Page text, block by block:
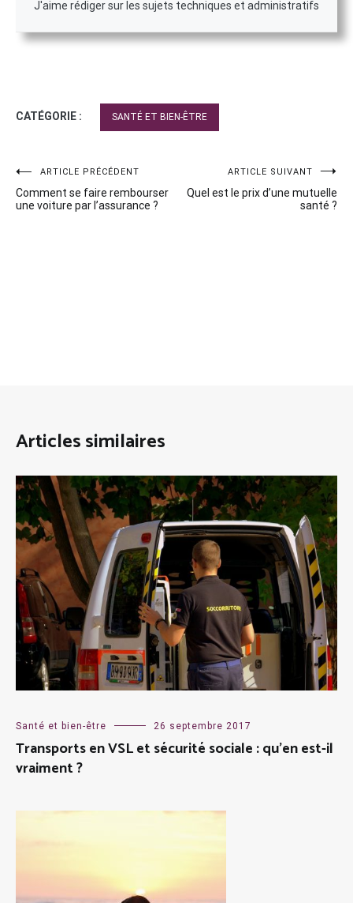
J'aime rédiger sur les sujets techniques et administratifs
CATÉGORIE : SANTÉ ET BIEN-ÊTRE
Navigation
de
ARTICLE PRÉCÉDENT
Comment se faire rembourser
une voiture par l’assurance ?
ARTICLE SUIVANT
Quel est le prix d’une mutuelle
santé ?
Articles similaires
Santé et bien-être 26 septembre 2017
Transports en VSL et sécurité sociale : qu’en est-il
vraiment ?